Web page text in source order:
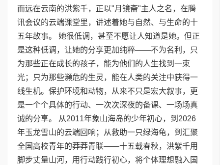
而远在云南的洪紫千，正以"月镜斋"主人之名，在腾
讯会议的云端课堂里，讲述着她与自然、与生命的十
五年故事。 她很低调，甚至不愿让人知道是她。但正
是这种低调，让她的分享更加纯粹——不为名利，只
为那些正在成长的孩子，能为他们的人生找到一束
光；只为那些濒危的生灵，能在人类的关注中获得一
线生机。保护环境和动物，从来不只是宏大叙事，更
是一个个具体的行动、一次次深夜的备课、一场场真
诚的分享。 从2011年象山海岛的少年初心，到2026
年玉龙雪山的云端回响；从救助一只绿海龟，到汇聚
全国高校青年的莽莽青联——十五载春秋，洪紫千用
脚步丈量山河，用行动践行初心，将个体理想融入国